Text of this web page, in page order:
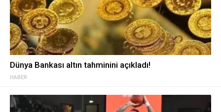
HABER
Dünya Bankası altın tahminini açıkladı!